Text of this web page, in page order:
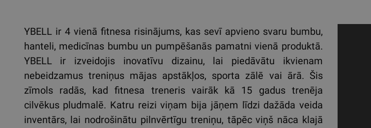
YBELL ir 4 vienā fitnesa risinājums, kas sevī apvieno svaru bumbu,
hanteli, medicīnas bumbu un pumpēšanās pamatni vienā produktā.
YBELL ir izveidojis inovatīvu dizainu, lai piedāvātu ikvienam
nebeidzamus treniņus mājas apstākļos, sporta zālē vai ārā. Šis
zīmols radās, kad fitnesa treneris vairāk kā 15 gadus trenēja
cilvēkus pludmalē. Katru reizi viņam bija jāņem līdzi dažāda veida
inventārs, lai nodrošinātu pilnvērtīgu treniņu, tāpēc viņš nāca klajā